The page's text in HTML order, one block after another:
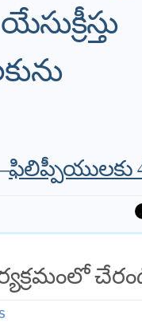
ఫిలిప్పీయులకు